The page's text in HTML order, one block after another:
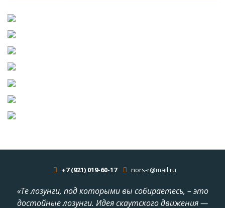
+7 (921) 019-60-17 nors-r@mail.ru
«Те лозунги, под которыми вы собираетесь, – это
достойные лозунги. Идея скаутского движения —